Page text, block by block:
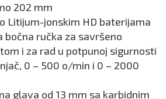
202 mm
Litijum-jonskim HD baterijama
bočna ručka za savršeno
i za rad u potpunoj sigurnosti
0 – 500 o/min i 0 – 2000
glava od 13 mm sa karbidnim